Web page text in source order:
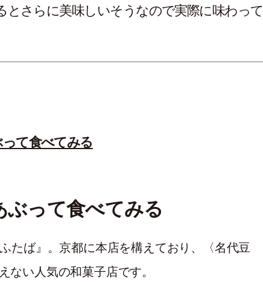
とさらに美味しいそうなので実際に味わって
って食べてみる
ぶって食べてみる
たば』。京都に本店を構えており、〈名代豆
ない人気の和菓子店です。